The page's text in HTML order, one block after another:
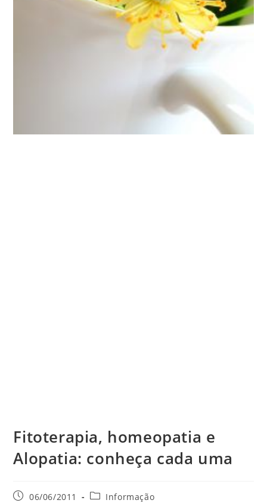
Fitoterapia, homeopatia e
Alopatia: conheça cada uma
Post06/06/2011
Categoria
Informação